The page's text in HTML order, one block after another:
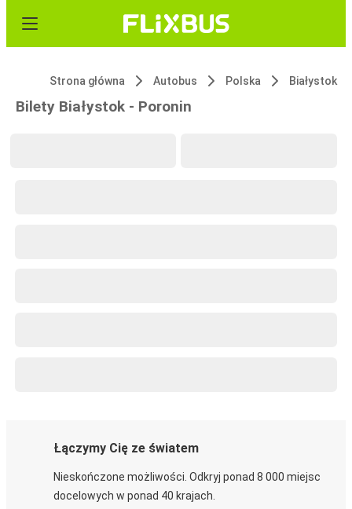
Strona główna Autobus Polska Białystok
Bilety Białystok - Poronin
Łączymy Cię ze światem
Nieskończone możliwości. Odkryj ponad 8 000 miejsc
docelowych w ponad 40 krajach.